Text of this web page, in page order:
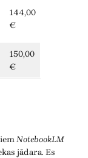
144,00
€
150,00
€
NotebookLM
jādara. Es